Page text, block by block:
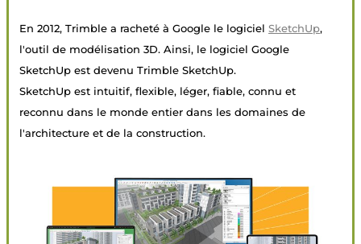
En 2012, Trimble a racheté à Google le logiciel SketchUp,
l'outil de modélisation 3D. Ainsi, le logiciel Google
SketchUp est devenu Trimble SketchUp.
SketchUp est intuitif, flexible, léger, fiable, connu et
reconnu dans le monde entier dans les domaines de
l'architecture et de la construction.